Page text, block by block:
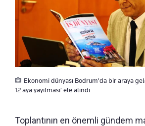
Ekonomi dünyası Bodrum'da bir araya
12 aya yayılması' ele alındı
Toplantının en önemli gündem